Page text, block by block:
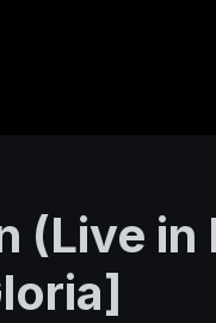
(Live in